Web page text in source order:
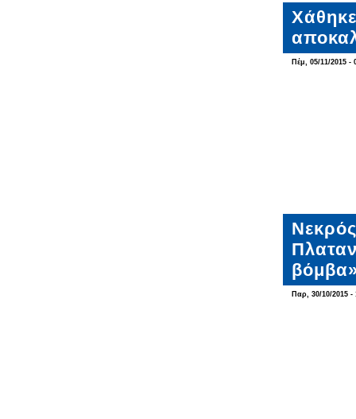
Πέμ, 05/11/2015 -
Παρ, 30/10/2015 -